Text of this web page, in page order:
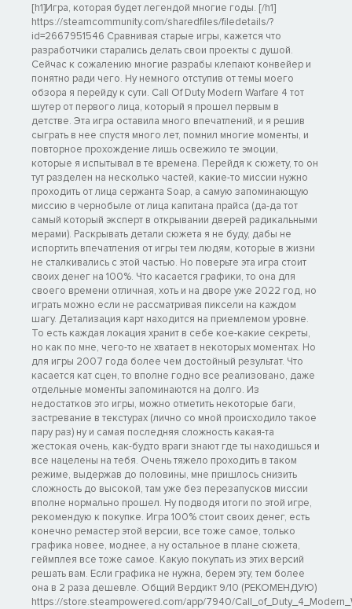
[h1]Игра, которая будет легендой многие годы. [/h1]
https://steamcommunity.com/sharedfiles/filedetails/?
id=2667951546 Сравнивая старые игры, кажется что
разработчики старались делать свои проекты с душой.
Сейчас к сожалению многие разрабы клепают конвейер и
понятно ради чего. Ну немного отступив от темы моего
обзора я перейду к сути. Call Of Duty Modern Warfare 4 тот
шутер от первого лица, который я прошел первым в
детстве. Эта игра оставила много впечатлений, и я решив
сыграть в нее спустя много лет, помнил многие моменты, и
повторное прохождение лишь освежило те эмоции,
которые я испытывал в те времена. Перейдя к сюжету, то он
тут разделен на несколько частей, какие-то миссии нужно
проходить от лица сержанта Soap, а самую запоминающую
миссию в чернобыле от лица капитана прайса (да-да тот
самый который эксперт в открывании дверей радикальными
мерами). Раскрывать детали сюжета я не буду, дабы не
испортить впечатления от игры тем людям, которые в жизни
не сталкивались с этой частью. Но поверьте эта игра стоит
своих денег на 100%. Что касается графики, то она для
своего времени отличная, хоть и на дворе уже 2022 год, но
играть можно если не рассматривая пиксели на каждом
шагу. Детализация карт находится на приемлемом уровне.
То есть каждая локация хранит в себе кое-какие секреты,
но как по мне, чего-то не хватает в некоторых моментах. Но
для игры 2007 года более чем достойный результат. Что
касается кат сцен, то вполне годно все реализовано, даже
отдельные моменты запоминаются на долго. Из
недостатков это игры, можно отметить некоторые баги,
застревание в текстурах (лично со мной происходило такое
пару раз) ну и самая последняя сложность какая-та
жестокая очень, как-будто враги знают где ты находишься и
все нацелены на тебя. Очень тяжело проходить в таком
режиме, выдержав до половины, мне пришлось снизить
сложность до высокой, там уже без перезапусков миссии
вполне нормально прошел. Ну подводя итоги по этой игре,
рекомендую к покупке. Игра 100% стоит своих денег, есть
конечно ремастер этой версии, все тоже самое, только
графика новее, моднее, а ну остальное в плане сюжета,
геймплея все тоже самое. Какую покупать из этих версий
решать вам. Если графика не нужна, берем эту, тем более
она в 2 раза дешевле. Общий Вердикт 9/10 (РЕКОМЕНДУЮ)
https://store.steampowered.com/app/7940/